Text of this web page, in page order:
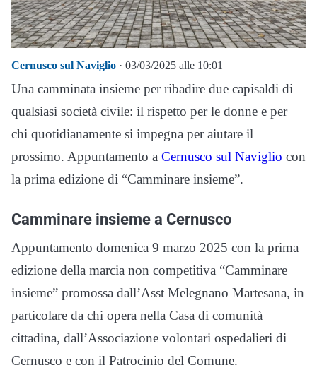
Cernusco sul Naviglio · 03/03/2025 alle 10:01
Una camminata insieme per ribadire due capisaldi di
qualsiasi società civile: il rispetto per le donne e per
chi quotidianamente si impegna per aiutare il
prossimo. Appuntamento a Cernusco sul Naviglio con
la prima edizione di “Camminare insieme”.
Camminare insieme a Cernusco
Appuntamento domenica 9 marzo 2025 con la prima
edizione della marcia non competitiva “Camminare
insieme” promossa dall’Asst Melegnano Martesana, in
particolare da chi opera nella Casa di comunità
cittadina, dall’Associazione volontari ospedalieri di
Cernusco e con il Patrocinio del Comune.